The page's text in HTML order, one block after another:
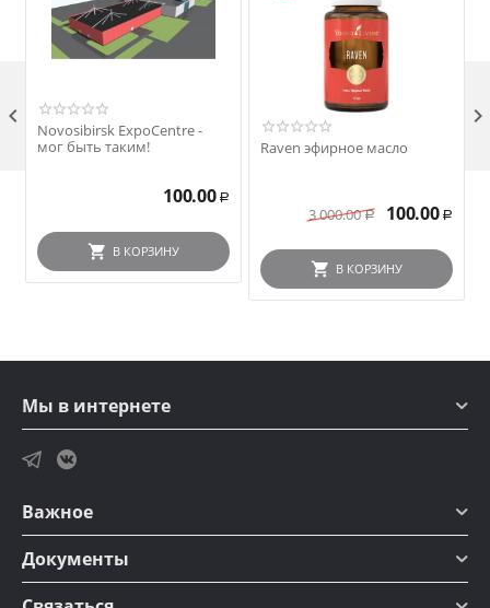
Novosibirsk ExpoCentre -
мог быть таким!
100.00 Р
В КОРЗИНУ
Raven эфирное масло
3 000.00 Р 100.00 Р
В КОРЗИНУ
 
Мы в интернете
Важное
Документы